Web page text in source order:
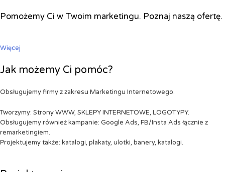
Pomożemy Ci w Twoim marketingu. Poznaj naszą ofertę.
Więcej
Jak możemy Ci pomóc?
Obsługujemy firmy z zakresu Marketingu Internetowego.
Tworzymy: Strony WWW, SKLEPY INTERNETOWE, LOGOTYPY.
Obsługujemy również kampanie: Google Ads, FB/Insta Ads łącznie z
remarketingiem.
Projektujemy także: katalogi, plakaty, ulotki, banery, katalogi.